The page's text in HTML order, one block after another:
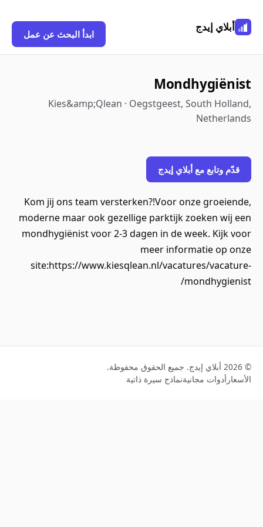
أبلاي إيدج
ابدأ البحث عن عمل
Mondhygiënist
Kies&amp;Qlean · Oegstgeest, South Holland,
Netherlands
قدّم وتابع مع أبلاي إيدج
Kom jij ons team versterken?!Voor onze groeiende,
moderne maar ook gezellige parktijk zoeken wij een
mondhygiënist voor 2-3 dagen in de week. Kijk voor
meer informatie op onze
site:https://www.kiesqlean.nl/vacatures/vacature-
mondhygienist/
© 2026 أبلاي إيدج. جميع الحقوق محفوظة.
الأسعار أدوات مجانيةنماذج سيرة ذاتية